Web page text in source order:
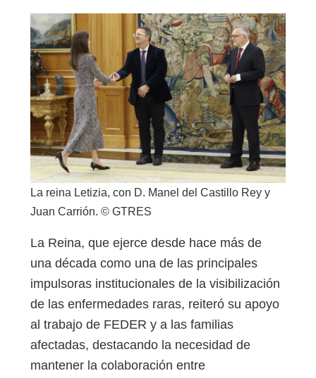
La reina Letizia, con D. Manel del Castillo Rey y
Juan Carrión. © GTRES
La Reina, que ejerce desde hace más de
una década como una de las principales
impulsoras institucionales de la visibilización
de las enfermedades raras, reiteró su apoyo
al trabajo de FEDER y a las familias
afectadas, destacando la necesidad de
mantener la colaboración entre